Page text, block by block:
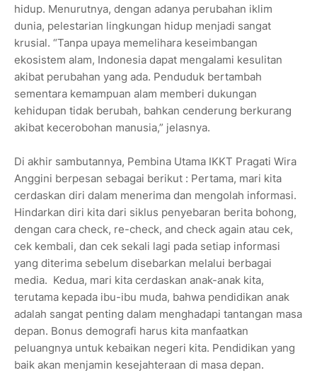
hidup. Menurutnya, dengan adanya perubahan iklim
dunia, pelestarian lingkungan hidup menjadi sangat
krusial. “Tanpa upaya memelihara keseimbangan
ekosistem alam, Indonesia dapat mengalami kesulitan
akibat perubahan yang ada. Penduduk bertambah
sementara kemampuan alam memberi dukungan
kehidupan tidak berubah, bahkan cenderung berkurang
akibat kecerobohan manusia,” jelasnya.
Di akhir sambutannya, Pembina Utama IKKT Pragati Wira
Anggini berpesan sebagai berikut : Pertama, mari kita
cerdaskan diri dalam menerima dan mengolah informasi.
Hindarkan diri kita dari siklus penyebaran berita bohong,
dengan cara check, re-check, and check again atau cek,
cek kembali, dan cek sekali lagi pada setiap informasi
yang diterima sebelum disebarkan melalui berbagai
media. Kedua, mari kita cerdaskan anak-anak kita,
terutama kepada ibu-ibu muda, bahwa pendidikan anak
adalah sangat penting dalam menghadapi tantangan masa
depan. Bonus demografi harus kita manfaatkan
peluangnya untuk kebaikan negeri kita. Pendidikan yang
baik akan menjamin kesejahteraan di masa depan.